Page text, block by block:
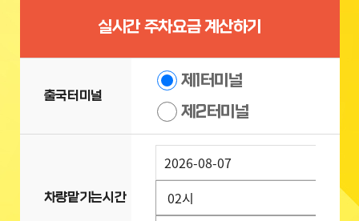
실시간 주차요금 계산하기
출국터미널
제1터미널
제2터미널
차량맡기는시간